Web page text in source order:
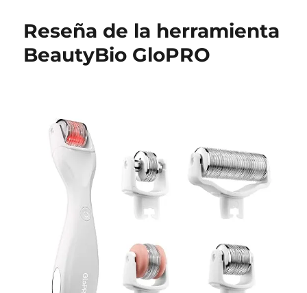
Reseña de la herramienta
BeautyBio GloPRO